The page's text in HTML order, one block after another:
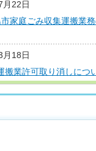
月22日
家庭ごみ収集運搬業
月18日
搬業許可取り消しにつ